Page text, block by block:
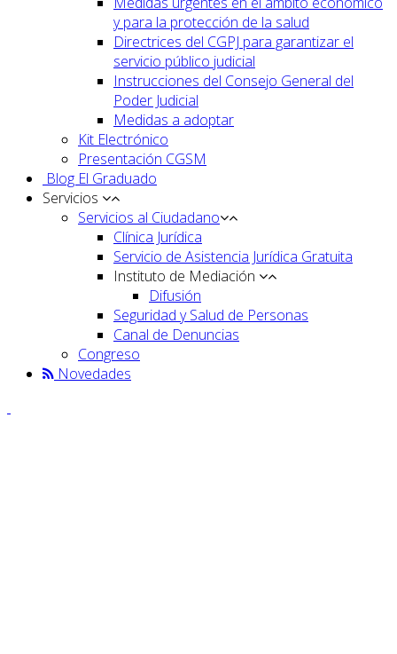
y para la protección de la salud
Directrices del CGPJ para garantizar el
servicio público judicial
Instrucciones del Consejo General del
Poder Judicial
Medidas a adoptar
Kit Electrónico
Presentación CGSM
Blog El Graduado
Servicios
Servicios al Ciudadano
Clínica Jurídica
Servicio de Asistencia Jurídica Gratuita
Instituto de Mediación
Difusión
Seguridad y Salud de Personas
Canal de Denuncias
Congreso
Novedades